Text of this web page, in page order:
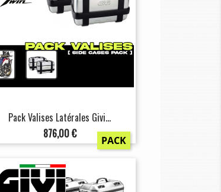
Pack Valises Latérales Givi...
Prix
876,00 € PACK